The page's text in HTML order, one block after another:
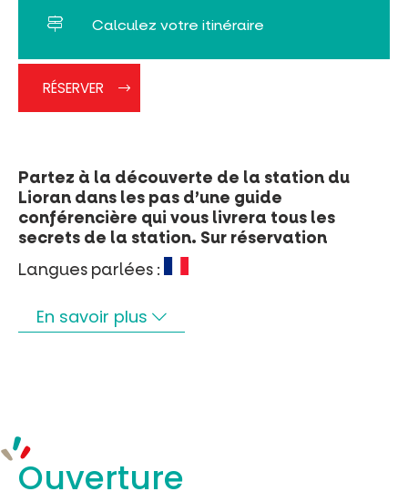
Partez à la découverte de la station du
Lioran dans les pas d’une guide
conférencière qui vous livrera tous les
secrets de la station. Sur réservation
Langues parlées :
En savoir plus
Ouverture
Calculez votre itinéraire
RÉSERVER